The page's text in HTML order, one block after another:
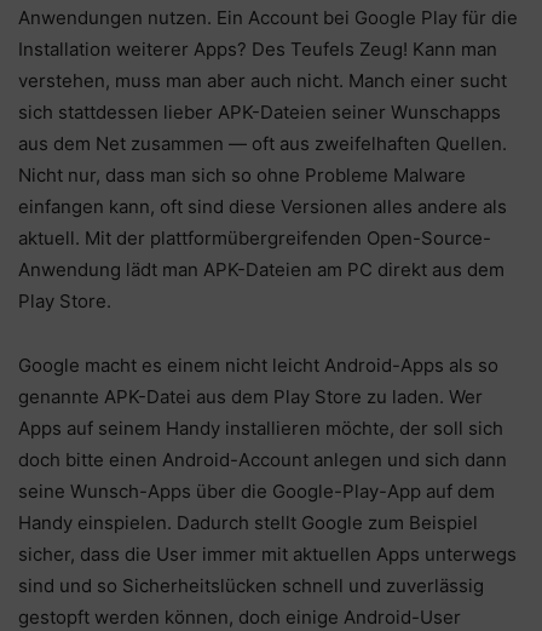
Anwendungen nutzen. Ein Account bei Google Play für die
Installation weiterer Apps? Des Teufels Zeug! Kann man
verstehen, muss man aber auch nicht. Manch einer sucht
sich stattdessen lieber APK-Dateien seiner Wunschapps
aus dem Net zusammen — oft aus zweifelhaften Quellen.
Nicht nur, dass man sich so ohne Probleme Malware
einfangen kann, oft sind diese Versionen alles andere als
aktuell. Mit der plattformübergreifenden Open-Source-
Anwendung lädt man APK-Dateien am PC direkt aus dem
Play Store.
Google macht es einem nicht leicht Android-Apps als so
genannte APK-Datei aus dem Play Store zu laden. Wer
Apps auf seinem Handy installieren möchte, der soll sich
doch bitte einen Android-Account anlegen und sich dann
seine Wunsch-Apps über die Google-Play-App auf dem
Handy einspielen. Dadurch stellt Google zum Beispiel
sicher, dass die User immer mit aktuellen Apps unterwegs
sind und so Sicherheitslücken schnell und zuverlässig
gestopft werden können, doch einige Android-User